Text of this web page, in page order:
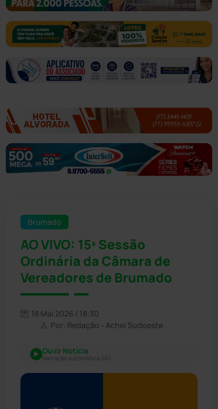
Brumado
AO VIVO: 15ª Sessão
Ordinária da Câmara de
Vereadores de Brumado
18 Mai 2026 / 18:30
Por: Redação - Achei Sudoeste
Ouvir Notícia
Narração automática (IA)